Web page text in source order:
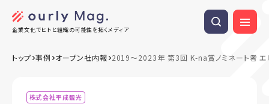
企業文化でヒトと組織の可能性を拓くメディア
トップ 事例 オープン社内報 2019～2023年 第3回 K-na賞ノミネート者 エ
株式会社平成観光